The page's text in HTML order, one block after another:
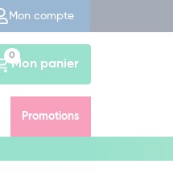
Mon compte
Mon panier
0
Promotions